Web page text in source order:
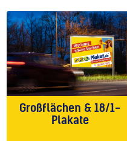
Großflächen & 18/1-
Plakate